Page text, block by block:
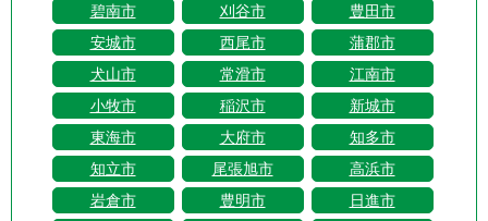
碧南市
刈谷市
豊田市
安城市
西尾市
蒲郡市
犬山市
常滑市
江南市
小牧市
稲沢市
新城市
東海市
大府市
知多市
知立市
尾張旭市
高浜市
岩倉市
豊明市
日進市